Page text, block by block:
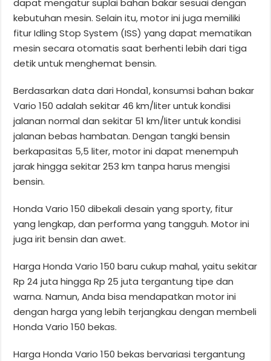
dapat mengatur suplai bahan bakar sesuai dengan
kebutuhan mesin. Selain itu, motor ini juga memiliki
fitur Idling Stop System (ISS) yang dapat mematikan
mesin secara otomatis saat berhenti lebih dari tiga
detik untuk menghemat bensin.
Berdasarkan data dari Honda1, konsumsi bahan bakar
Vario 150 adalah sekitar 46 km/liter untuk kondisi
jalanan normal dan sekitar 51 km/liter untuk kondisi
jalanan bebas hambatan. Dengan tangki bensin
berkapasitas 5,5 liter, motor ini dapat menempuh
jarak hingga sekitar 253 km tanpa harus mengisi
bensin.
Honda Vario 150 dibekali desain yang sporty, fitur
yang lengkap, dan performa yang tangguh. Motor ini
juga irit bensin dan awet.
Harga Honda Vario 150 baru cukup mahal, yaitu sekitar
Rp 24 juta hingga Rp 25 juta tergantung tipe dan
warna. Namun, Anda bisa mendapatkan motor ini
dengan harga yang lebih terjangkau dengan membeli
Honda Vario 150 bekas.
Harga Honda Vario 150 bekas bervariasi tergantung